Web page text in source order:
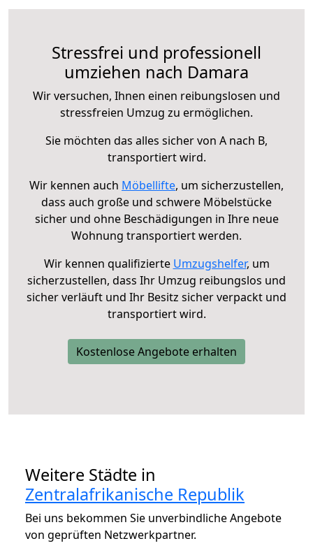
Stressfrei und professionell
umziehen nach Damara
Wir versuchen, Ihnen einen reibungslosen und
stressfreien Umzug zu ermöglichen.
Sie möchten das alles sicher von A nach B,
transportiert wird.
Wir kennen auch Möbellifte, um sicherzustellen,
dass auch große und schwere Möbelstücke
sicher und ohne Beschädigungen in Ihre neue
Wohnung transportiert werden.
Wir kennen qualifizierte Umzugshelfer, um
sicherzustellen, dass Ihr Umzug reibungslos und
sicher verläuft und Ihr Besitz sicher verpackt und
transportiert wird.
Kostenlose Angebote erhalten
Weitere Städte in
Zentralafrikanische Republik
Bei uns bekommen Sie unverbindliche Angebote
von geprüften Netzwerkpartner.